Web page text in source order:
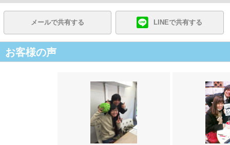
メールで共有する LINEで共有する
お客様の声